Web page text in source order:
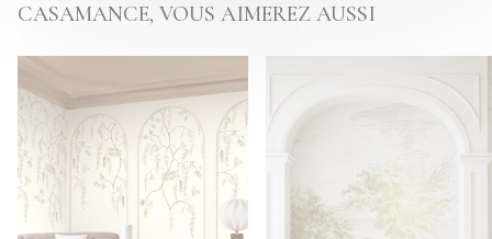
CASAMANCE, VOUS AIMEREZ AUSSI